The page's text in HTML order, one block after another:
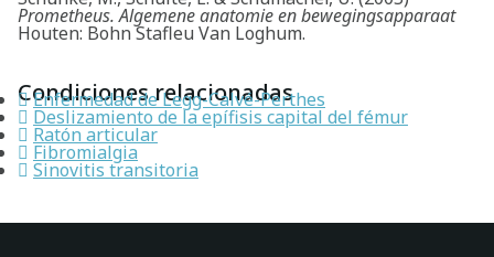
Prometheus. Algemene anatomie en bewegingsapparaat
Houten: Bohn Stafleu Van Loghum.
Condiciones relacionadas
Enfermedad de Legg-Calvé-Perthes
Deslizamiento de la epífisis capital del fémur
Ratón articular
Fibromialgia
Sinovitis transitoria